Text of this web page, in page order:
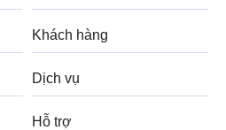
Khách hàng
Dịch vụ
Hỗ trợ